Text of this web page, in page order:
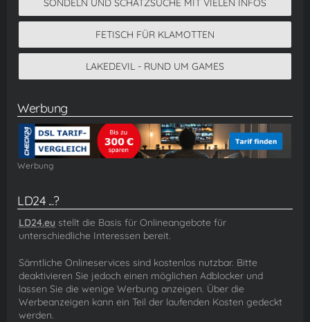
FETISCH FÜR KLAMOTTEN
LAKEDEVIL - RUND UM GAMES
Werbung
Werbung
LD24 ...?
LD24.eu stellt die Basis für Onlineangebote für
unterschiedliche Interessen bereit.
Sämtliche Onlineservices sind kostenlos nutzbar. Bitte
deaktivieren Sie jedoch einen möglichen Adblocker und
lassen Sie die wenige Werbung anzeigen. Über die
Werbeanzeigen kann ein Teil der laufenden Kosten gedeckt
werden.